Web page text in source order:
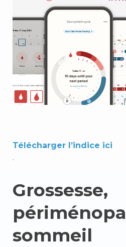
Télécharger l’indice ici
.
Grossesse,
sommeil